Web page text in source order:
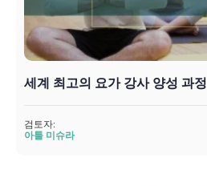
세계 최고의 요가 강사 양성 과정
검토자:
아툴 미슈라